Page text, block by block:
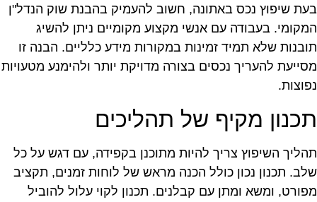
שיפוץ נכס באתונה, חשוב להעמיק בהבנת שוק הנדל"ן
בעבודה עם אנשי מקצוע מקומיים ניתן להשיג
שלא תמיד זמינות במקורות מידע כלליים. הבנה זו
להעריך נכסים בצורה מדויקת יותר ולהימנע מטעויות
מקיף של תהליכים
השיפוץ צריך להיות מתוכנן בקפידה, עם דגש על כל
תכנון נכון כולל הכנה מראש של לוחות זמנים, תקציב
ומשא ומתן עם קבלנים. תכנון לקוי עלול להוביל